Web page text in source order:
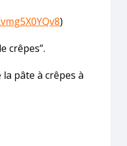
)
crêpes”.
la pâte à crêpes à